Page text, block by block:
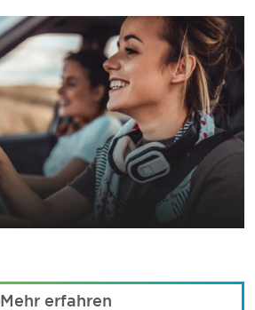
Mehr erfahren